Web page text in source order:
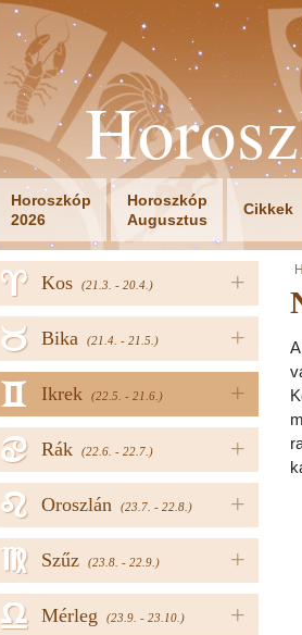
Horoszkóp
2026
Horoszkóp
Augusztus
Cikkek
+
Kos (21.3. - 20.4.)
a
+
Bika (21.4. - 21.5.)
b
+
Ikrek (22.5. - 21.6.)
c
+
Rák (22.6. - 22.7.)
d
+
Oroszlán (23.7. - 22.8.)
e
+
Szűz (23.8. - 22.9.)
f
+
Mérleg (23.9. - 23.10.)
g